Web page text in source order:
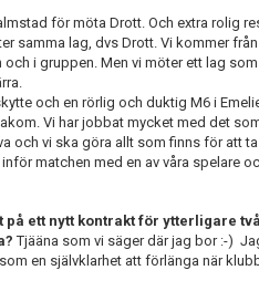
för möta Drott. Och extra rolig
samma lag, dvs Drott. Vi kommer
i gruppen. Men vi möter ett lag
och en rörlig och duktig M6 i
Vi har jobbat mycket med det
och vi ska göra allt som finns för att
matchen med en av våra spelare
på ett nytt kontrakt för ytterligare
Tjääna som vi säger där jag bor :-)
en självklarhet att förlänga när